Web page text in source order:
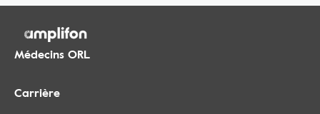
Médecins ORL
Carrière